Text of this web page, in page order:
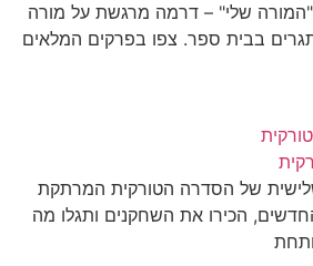
שלי" – דרמה מרגשת על מורה
בבית ספר. צפו בפרקים המלאים
של הסדרה הטורקית המרתקת
הכירו את השחקנים ותגלו מה